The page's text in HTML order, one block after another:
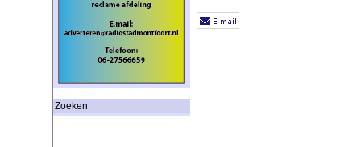
Zoeken